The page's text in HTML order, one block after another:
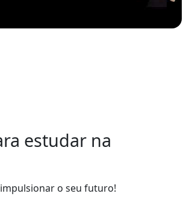
estudar na
o seu futuro!